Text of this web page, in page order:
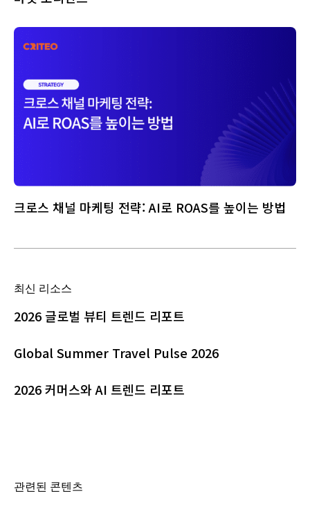
크로스 채널 마케팅 전략: AI로 ROAS를 높이는 방법
최신 리소스
2026 글로벌 뷰티 트렌드 리포트
Global Summer Travel Pulse 2026
2026 커머스와 AI 트렌드 리포트
관련된 콘텐츠